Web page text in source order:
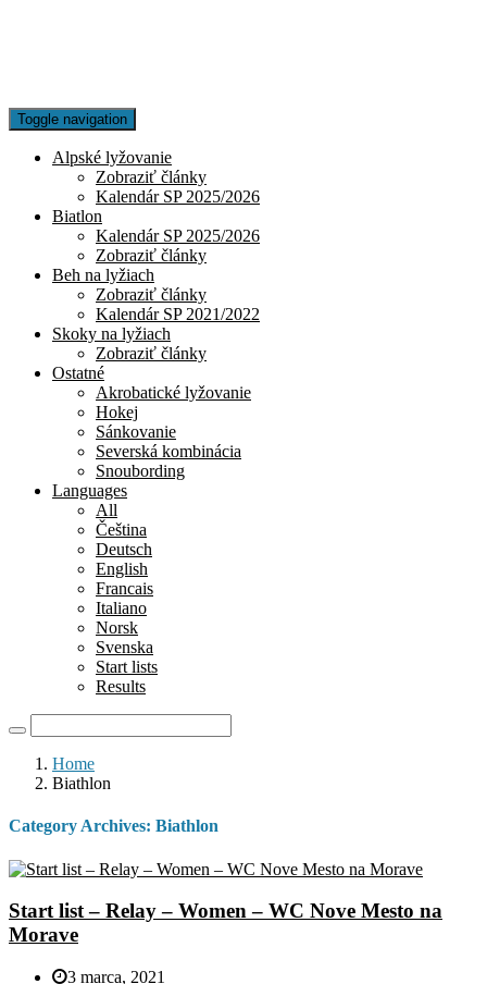
Toggle navigation
Alpské lyžovanie
Zobraziť články
Kalendár SP 2025/2026
Biatlon
Kalendár SP 2025/2026
Zobraziť články
Beh na lyžiach
Zobraziť články
Kalendár SP 2021/2022
Skoky na lyžiach
Zobraziť články
Ostatné
Akrobatické lyžovanie
Hokej
Sánkovanie
Severská kombinácia
Snoubording
Languages
All
Čeština
Deutsch
English
Francais
Italiano
Norsk
Svenska
Start lists
Results
Home
Biathlon
Category Archives: Biathlon
Start list – Relay – Women – WC Nove Mesto na
Morave
3 marca, 2021